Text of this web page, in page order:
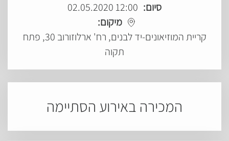
סיום: 12:00 02.05.2020
מיקום:
קריית המוזיאונים-יד לבנים, רח' ארלוזורוב 30, פתח
תקוה
המכירה באירוע הסתיימה